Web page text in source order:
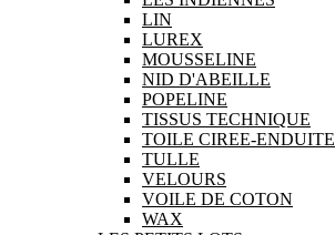
LIN
LUREX
MOUSSELINE
NID D'ABEILLE
POPELINE
TISSUS TECHNIQUE
TOILE CIREE-ENDUITE
TULLE
VELOURS
VOILE DE COTON
WAX